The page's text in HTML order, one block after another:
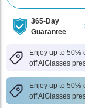
365-Day
Guarantee
Enjoy up to 50%
off AlGlasses
Enjoy up to 50%
off AlGlasses